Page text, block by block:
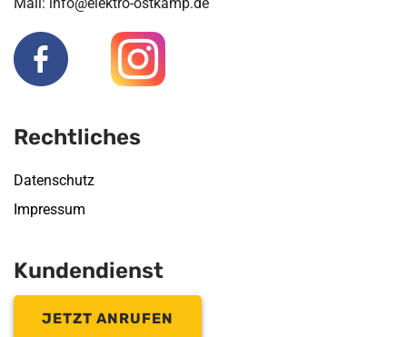
Rechtliches
Datenschutz
Impressum
Kundendienst
JETZT ANRUFEN